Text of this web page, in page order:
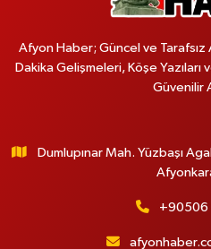
Afyon Haber; Güncel ve
Dakika Gelişmeleri, Köşe
Güvenilir
Dumlupınar Mah. Yüzbaşı
+90506